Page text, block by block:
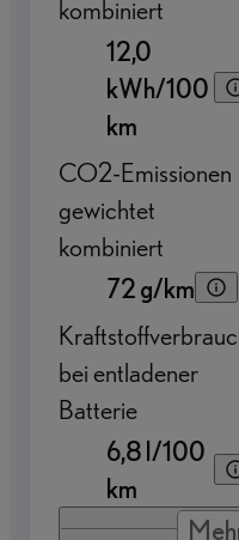
kombiniert
12,0
kWh/100
km
CO2-Emissionen
gewichtet
kombiniert
72 g/km
bei entladener
Batterie
6,8 l/100
km